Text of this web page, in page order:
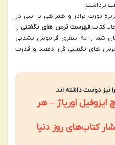
برداشت.
نورت برادر و همراهی با اسی در
کتابفهرست ترس های نگفتنی را
شما را به سفری فراموش نشدنی
ترس های نگفتنی قرار دهید و قدرت
نیز دوست داشته اند
اوریاژ – هر
کتاب‌های روز دنیا